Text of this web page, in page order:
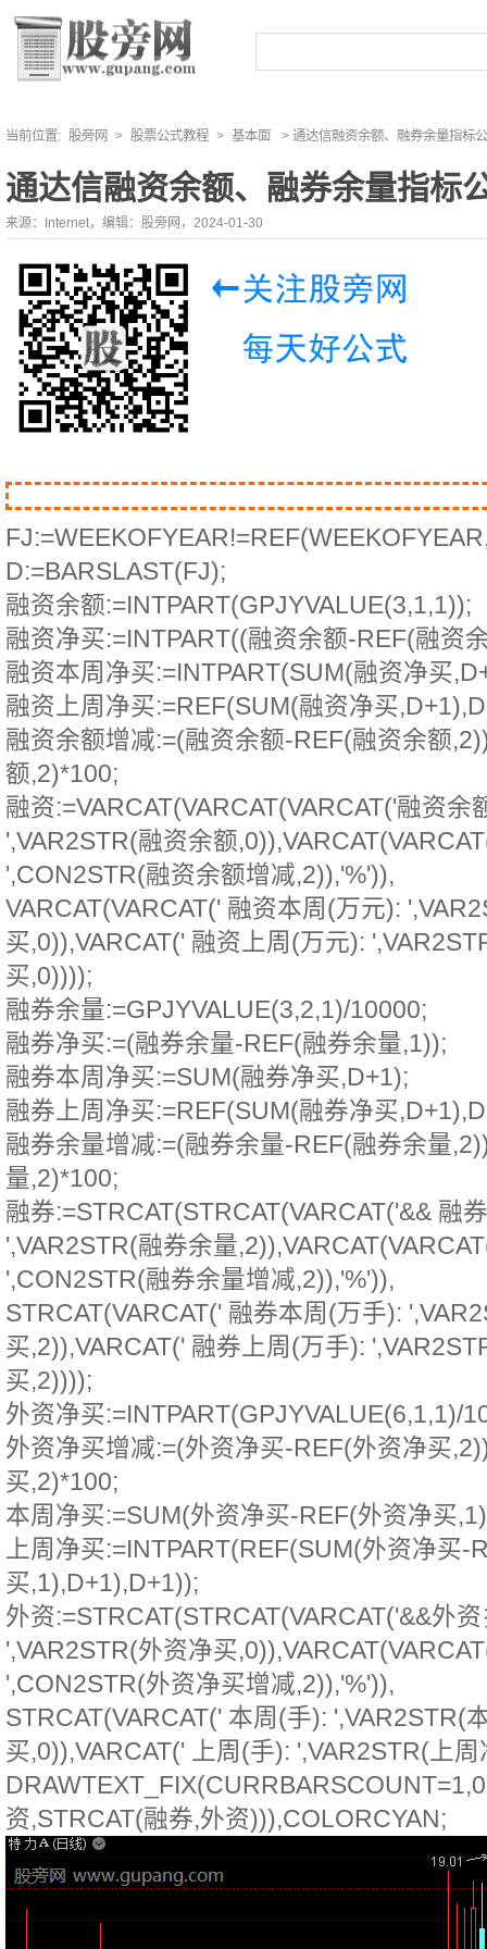
当前位置: 股旁网 > 股票公式教程 > 基本面 > 通达信融资余额、融券余量指标
通达信融资余额、融券余量指标
来源：Internet，编辑：股旁网，2024-01-30
D:=BARSLAST(FJ);
融资余额:=INTPART(GPJYVALUE(3,1,1));
融资净买:=INTPART((融资余额-REF(融资
融资本周净买:=INTPART(SUM(融资净买
融资上周净买:=REF(SUM(融资净买
融资余额增减:=(融资余额-REF(融资余额
额,2)*100;
融资:=VARCAT(VARCAT(VARCAT('融资余
',VAR2STR(融资余额
',CON2STR(融资余额增减,2)),'%')),
VARCAT(VARCAT(' 融资本周(万元):
买,0)),VARCAT(' 融资上周(万元):
买,0))));
融券余量:=GPJYVALUE(3,2,1)/10000;
融券净买:=(融券余量-REF(融券余量,1));
融券本周净买:=SUM(融券净买,D+1);
融券上周净买:=REF(SUM(融券净买
融券余量增减:=(融券余量-REF(融券余量
量,2)*100;
融券:=STRCAT(STRCAT(VARCAT('&& 融
',VAR2STR(融券余量
',CON2STR(融券余量增减,2)),'%')),
STRCAT(VARCAT(' 融券本周(万手):
买,2)),VARCAT(' 融券上周(万手):
买,2))));
外资净买:=INTPART(GPJYVALUE(6,1,1)/
外资净买增减:=(外资净买-REF(外资净买
买,2)*100;
本周净买:=SUM(外资净买-REF(外资净买
上周净买:=INTPART(REF(SUM(外资净买-
买,1),D+1),D+1));
外资:=STRCAT(STRCAT(VARCAT('&&外资
',VAR2STR(外资净买
',CON2STR(外资净买增减,2)),'%')),
STRCAT(VARCAT(' 本周(手): ',VAR2STR(
买,0)),VARCAT(' 上周(手): ',VAR2STR(上
资,STRCAT(融券,外资))),COLORCYAN;